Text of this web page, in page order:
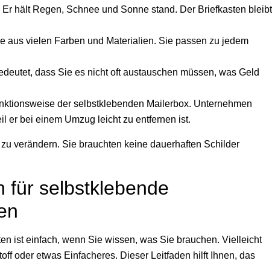
Er hält Regen, Schnee und Sonne stand. Der Briefkasten bleibt
aus vielen Farben und Materialien. Sie passen zu jedem
dass Sie es nicht oft austauschen müssen, was Geld
der selbstklebenden Mailerbox. Unternehmen
er bei einem Umzug leicht zu entfernen ist.
verändern. Sie brauchten keine dauerhaften Schilder
für selbstklebende
ist einfach, wenn Sie wissen, was Sie brauchen. Vielleicht
oder etwas Einfacheres. Dieser Leitfaden hilft Ihnen, das